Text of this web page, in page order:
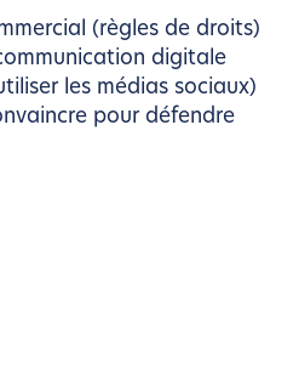
(règles de droits)
digitale
les médias sociaux)
pour défendre